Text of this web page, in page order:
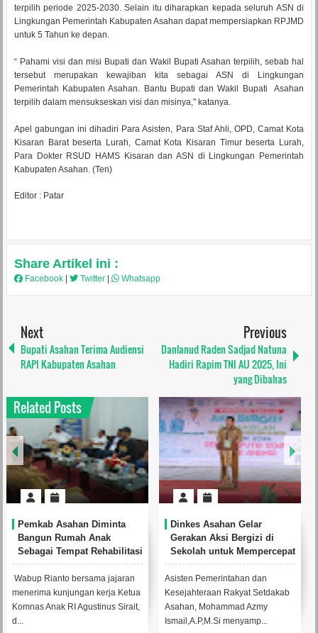
terpilih periode 2025-2030. Selain itu diharapkan kepada seluruh ASN di
Lingkungan Pemerintah Kabupaten Asahan dapat mempersiapkan RPJMD
untuk 5 Tahun ke depan.
“ Pahami visi dan misi Bupati dan Wakil Bupati Asahan terpilih, sebab hal
tersebut merupakan kewajiban kita sebagai ASN di Lingkungan
Pemerintah Kabupaten Asahan. Bantu Bupati dan Wakil Bupati Asahan
terpilih dalam mensukseskan visi dan misinya," katanya.
Apel gabungan ini dihadiri Para Asisten, Para Staf Ahli, OPD, Camat Kota
Kisaran Barat beserta Lurah, Camat Kota Kisaran Timur beserta Lurah,
Para Dokter RSUD HAMS Kisaran dan ASN di Lingkungan Pemerintah
Kabupaten Asahan. (Ten)
Editor : Patar
Share Artikel ini :
Facebook Twitter Whatsapp
Next
Bupati Asahan Terima Audiensi
RAPI Kabupaten Asahan
Previous
Danlanud Raden Sadjad Natuna
Hadiri Rapim TNI AU 2025, Ini
yang Dibahas
Related Posts
Pemkab Asahan Diminta
Bangun Rumah Anak
Sebagai Tempat Rehabilitasi
Anak Korban Kekerasan
Wabup Rianto bersama jajaran
menerima kunjungan kerja Ketua
Komnas Anak RI Agustinus Sirait,
d...
Dinkes Asahan Gelar
Gerakan Aksi Bergizi di
Sekolah untuk Mempercepat
Penanggulangan Stunting
Asisten Pemerintahan dan
Kesejahteraan Rakyat Setdakab
Asahan, Mohammad Azmy
Ismail,A.P,M.Si menyamp...